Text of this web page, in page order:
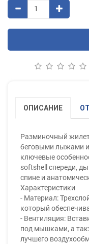
ОПИСАНИЕ
Разминочный
беговыми лыжами и
ключевые
softshell спереди,
спине и
Характеристики
- Материал:
который
- Вентиляция:
под мышками, а
лучшего